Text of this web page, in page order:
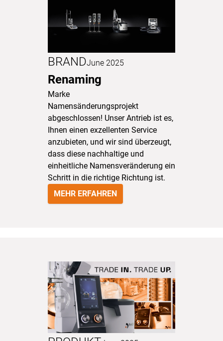
BRANDJune 2025
Renaming
Marke
Namensänderungsprojekt
abgeschlossen! Unser Antrieb ist es,
Ihnen einen exzellenten Service
anzubieten, und wir sind überzeugt,
dass diese nachhaltige und
einheitliche Namensveränderung ein
Schritt in die richtige Richtung ist.
MEHR ERFAHREN